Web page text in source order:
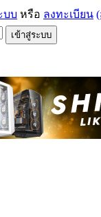
บบ หรือ ลงทะเบียน